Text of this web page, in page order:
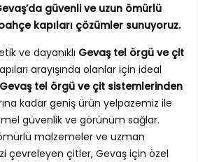
güvenli ve uzun ömürlü
kapıları çözümler sunuyoruz.
ve dayanıklı Gevaş tel örgü ve çit
arayışında olanlar için ideal
Gevaş tel örgü ve çit sistemlerinden
kadar geniş ürün yelpazemiz ile
güvenlik ve görünüm sağlar.
malzemeler ve uzman
çevreleyen çitler, Gevaş için özel